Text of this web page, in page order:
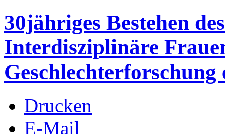
30jähriges Bestehen
Interdisziplinäre
Geschlechterforschung
Drucken
E-Mail